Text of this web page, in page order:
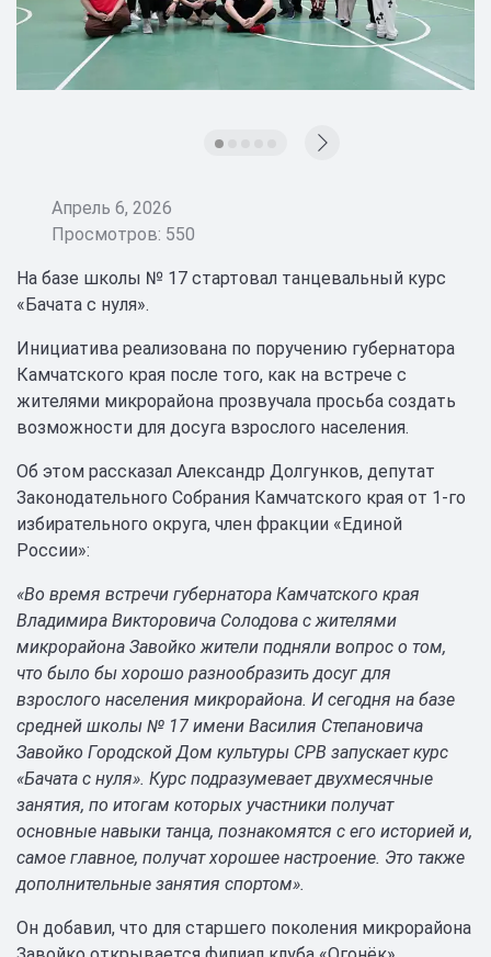
Апрель 6, 2026
Просмотров: 550
На базе школы № 17 стартовал танцевальный курс
«Бачата с нуля».
Инициатива реализована по поручению губернатора
Камчатского края после того, как на встрече с
жителями микрорайона прозвучала просьба создать
возможности для досуга взрослого населения.
Об этом рассказал Александр Долгунков, депутат
Законодательного Собрания Камчатского края от 1‑го
избирательного округа, член фракции «Единой
России»:
«Во время встречи губернатора Камчатского края
Владимира Викторовича Солодова с жителями
микрорайона Завойко жители подняли вопрос о том,
что было бы хорошо разнообразить досуг для
взрослого населения микрорайона. И сегодня на базе
средней школы № 17 имени Василия Степановича
Завойко Городской Дом культуры СРВ запускает курс
«Бачата с нуля». Курс подразумевает двухмесячные
занятия, по итогам которых участники получат
основные навыки танца, познакомятся с его историей и,
самое главное, получат хорошее настроение. Это также
дополнительные занятия спортом».
Он добавил, что для старшего поколения микрорайона